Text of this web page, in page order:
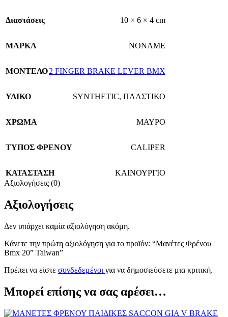
Διαστάσεις 10 × 6 × 4 cm
ΜΑΡΚΑ NONAME
ΜΟΝΤΕΛΟ2 FINGER BRAKE LEVER BMX
ΥΛΙΚΟ SYNTHETIC, ΠΛΑΣΤΙΚΟ
ΧΡΩΜΑ ΜΑΥΡΟ
TΥΠΟΣ ΦΡΕΝΟΥ CALIPER
ΚΑΤΑΣΤΑΣΗ
ΚΑΙΝΟΥΡΓΙΟ
Αξιολογήσεις (0)
Αξιολογήσεις
Δεν υπάρχει καμία αξιολόγηση ακόμη.
Κάνετε την πρώτη αξιολόγηση για το προϊόν: “Μανέτες Φρένου
Bmx 20” Taiwan”
Πρέπει να είστε συνδεδεμένοι για να δημοσιεύσετε μια κριτική.
Μπορεί επίσης να σας αρέσει…